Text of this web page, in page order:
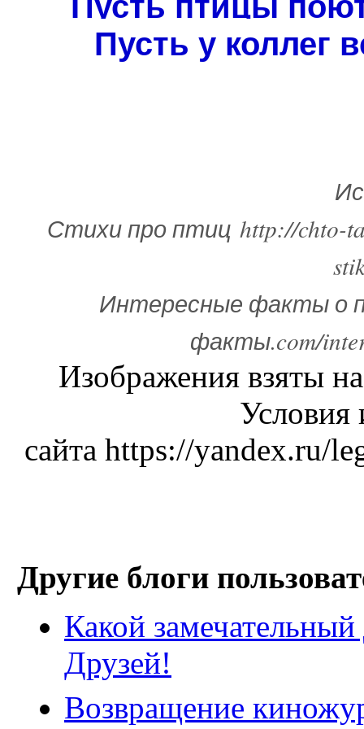
Пусть у коллег
Стихи про птиц http://chto-
Интересные факты о
факты.com/
Изображения
Условия
сайта https://
Другие блоги
Какой
Друзей!
Возвращение